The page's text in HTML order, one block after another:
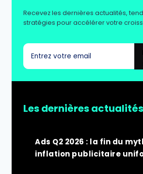
Recevez les dernières actualités,
stratégies pour accélérer votre
Les dernières actualités
Ads Q2 2026 : la fin du
inflation publicitaire